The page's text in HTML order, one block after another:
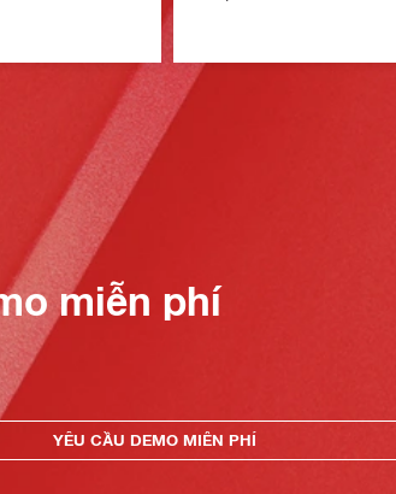
miễn phí
YÊU CẦU DEMO MIỄN PHÍ